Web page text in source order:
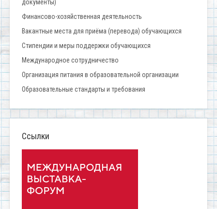
документы)
Финансово-хозяйственная деятельность
Вакантные места для приёма (перевода) обучающихся
Стипендии и меры поддержки обучающихся
Международное сотрудничество
Организация питания в образовательной организации
Образовательные стандарты и требования
Ссылки